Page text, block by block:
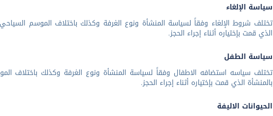
سياسة الإلغاء
تختلف شروط الإلغاء وفقاً لسياسة المنشأة ونوع الغرفة وكذلك باختلاف الموسم السياحي.
الذي قمت بإختياره أثناء إجراء الحجز.
سياسة الطفل
تختلف سياسه استضافه الاطفال وفقاً لسياسة المنشأة ونوع الغرفة وكذلك باختلاف
بالمنشأة الذي قمت بإختياره أثناء إجراء الحجز.
الحيوانات الاليفة